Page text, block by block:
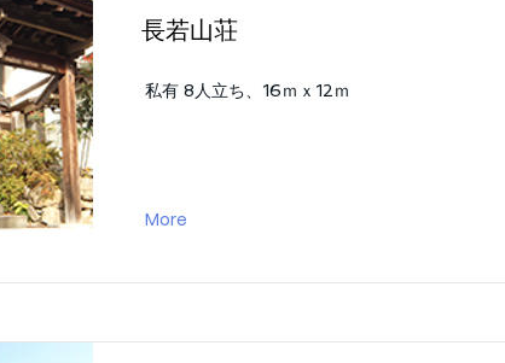
長若山荘
私有 8人立ち、16ｍｘ12ｍ
More